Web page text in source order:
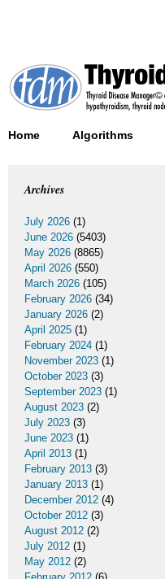
Home Algorithms
Archives
July 2026 (1)
June 2026 (5403)
May 2026 (8865)
April 2026 (550)
March 2026 (105)
February 2026 (34)
January 2026 (2)
April 2025 (1)
February 2024 (1)
November 2023 (1)
October 2023 (3)
September 2023 (1)
August 2023 (2)
July 2023 (3)
June 2023 (1)
April 2013 (1)
February 2013 (3)
January 2013 (1)
December 2012 (4)
October 2012 (3)
August 2012 (2)
July 2012 (1)
May 2012 (2)